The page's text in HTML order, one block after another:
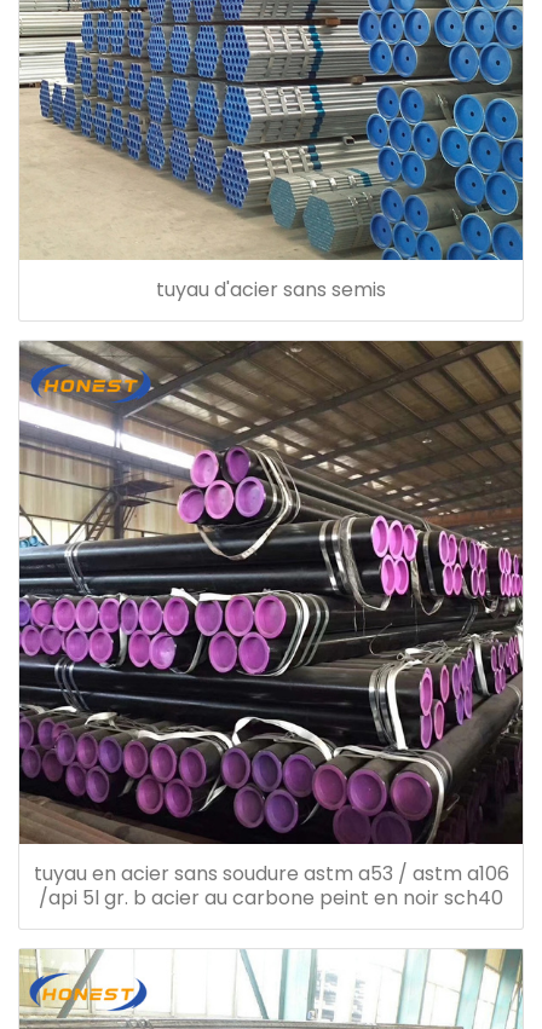
tuyau d'acier sans semis
tuyau en acier sans soudure astm a53 / astm a106
/api 5l gr. b acier au carbone peint en noir sch40